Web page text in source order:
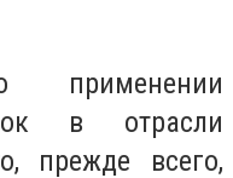
в отрасли
прежде всего,